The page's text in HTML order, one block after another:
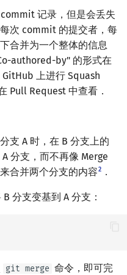
记录，但是会丢失
次 commit 的提交者，每
合并为一个整体的信息
authored-by" 的形式在
上进行 Squash
Pull Request 中查看．
支 A 时，在 B 分支上的
分支，而不再像 Merge
合并两个分支的内容2 ．
分支变基到 A 分支：
git merge 命令，即可完